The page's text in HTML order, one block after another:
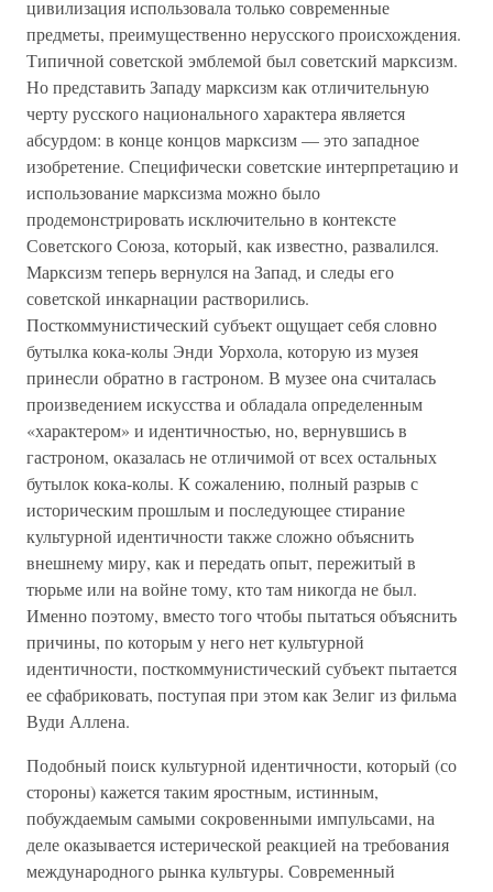
цивилизация использовала только современные
предметы, преимущественно нерусского происхождения.
Типичной советской эмблемой был советский марксизм.
Но представить Западу марксизм как отличительную
черту русского национального характера является
абсурдом: в конце концов марксизм — это западное
изобретение. Специфически советские интерпретацию и
использование марксизма можно было
продемонстрировать исключительно в контексте
Советского Союза, который, как известно, развалился.
Марксизм теперь вернулся на Запад, и следы его
советской инкарнации растворились.
Посткоммунистический субъект ощущает себя словно
бутылка кока-колы Энди Уорхола, которую из музея
принесли обратно в гастроном. В музее она считалась
произведением искусства и обладала определенным
«характером» и идентичностью, но, вернувшись в
гастроном, оказалась не отличимой от всех остальных
бутылок кока-колы. К сожалению, полный разрыв с
историческим прошлым и последующее стирание
культурной идентичности также сложно объяснить
внешнему миру, как и передать опыт, пережитый в
тюрьме или на войне тому, кто там никогда не был.
Именно поэтому, вместо того чтобы пытаться объяснить
причины, по которым у него нет культурной
идентичности, посткоммунистический субъект пытается
ее сфабриковать, поступая при этом как Зелиг из фильма
Вуди Аллена.
Подобный поиск культурной идентичности, который (со
стороны) кажется таким яростным, истинным,
побуждаемым самыми сокровенными импульсами, на
деле оказывается истерической реакцией на требования
международного рынка культуры. Современный